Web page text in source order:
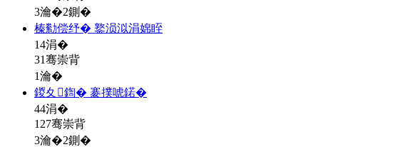
3瀹�2鍘�
榛勬偿纾� 鐜涢泤涓婂眰
14涓�
31骞崇背
1瀹�
鍐夊鍧� 褰撲唬鍩�
44涓�
127骞崇背
3瀹�2鍘�